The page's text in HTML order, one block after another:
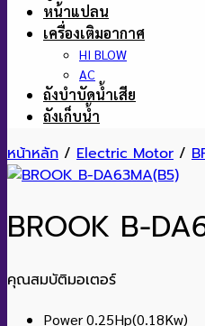
หน้าแปลน
เครื่องเติมอากาศ
HI BLOW
AC
ถังบำบัดน้ำเสีย
ถังเก็บน้ำ
หน้าหลัก / Electric Motor /
BROOK B-
คุณสมบัติมอเตอร์
Power 0.25Hp(0.18Kw)